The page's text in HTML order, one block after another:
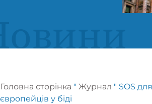
Головна сторінка " Журнал " SOS для
європейців у біді